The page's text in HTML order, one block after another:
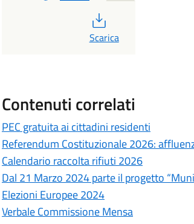
PDF
Scarica
Contenuti correlati
PEC gratuita ai cittadini residenti
Referendum Costituzionale 2026:
Calendario raccolta rifiuti 2026
Dal 21 Marzo 2024 parte il progetto
Elezioni Europee 2024
Verbale Commissione Mensa